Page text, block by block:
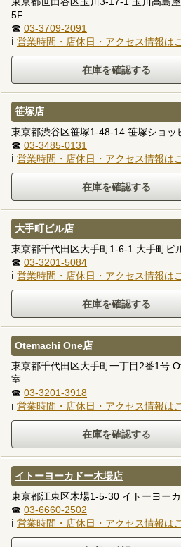
5F
☎ 03-3709-2091
ℹ 営業時間・店休日・アクセス情報は
笹塚店
東京都渋谷区笹塚1-48-14 笹塚ショッ
☎ 03-3485-0131
ℹ 営業時間・店休日・アクセス情報は
大手町ビル店
東京都千代田区大手町1-6-1 大手町ビ
☎ 03-3201-5084
ℹ 営業時間・店休日・アクセス情報は
Otemachi One店
東京都千代田区大手町一丁目2番1号
室
☎ 03-3201-3918
ℹ 営業時間・店休日・アクセス情報は
イトーヨーカドー木場店
東京都江東区木場1-5-30 イトーヨー
☎ 03-6660-2502
ℹ 営業時間・店休日・アクセス情報は